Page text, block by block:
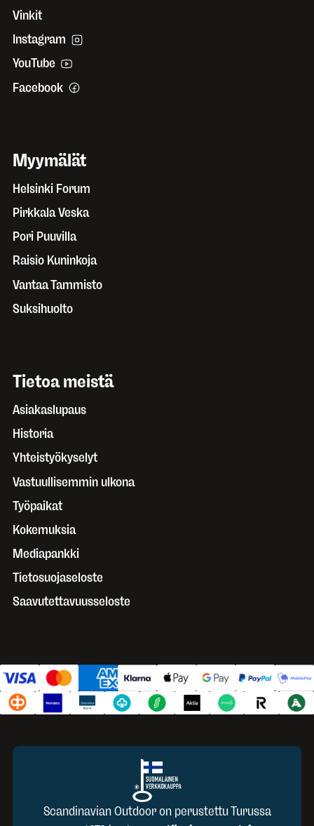
Vinkit
Instagram
YouTube
Facebook
Myymälät
Helsinki Forum
Pirkkala Veska
Pori Puuvilla
Raisio Kuninkoja
Vantaa Tammisto
Suksihuolto
Tietoa meistä
Asiakaslupaus
Historia
Yhteistyökyselyt
Vastuullisemmin ulkona
Työpaikat
Kokemuksia
Mediapankki
Tietosuojaseloste
Saavutettavuusseloste
Scandinavian Outdoor on perustettu Turussa